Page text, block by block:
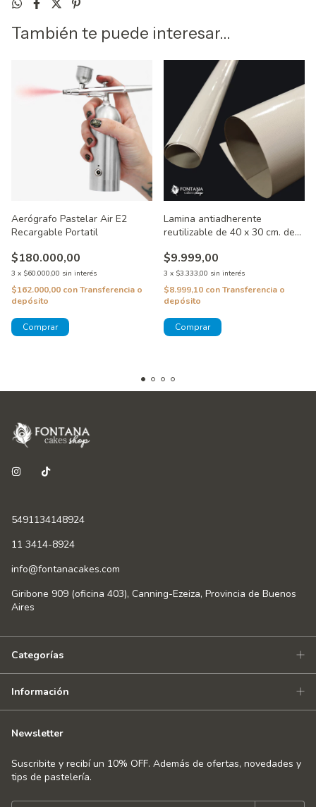
También te puede interesar...
Aerógrafo Pastelar Air E2
Recargable Portatil
$180.000,00
3 x $60.000,00 sin interés
$162.000,00 conTransferencia o
depósito
Lamina antiadherente
reutilizable de 40 x 30 cm. de
$9.999,00
3 x $3.333,00 sin interés
$8.999,10 conTransferencia o
depósito
5491134148924
11 3414-8924
info@fontanacakes.com
Giribone 909 (oficina 403), Canning-Ezeiza, Provincia de Buenos
Aires
Categorías
Información
Newsletter
Suscribite y recibí un 10% OFF. Además de ofertas, novedades y
tips de pastelería.